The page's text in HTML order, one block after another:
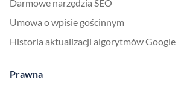
Darmowe narzędzia SEO
Umowa o wpisie gościnnym
Historia aktualizacji algorytmów Google
Prawna